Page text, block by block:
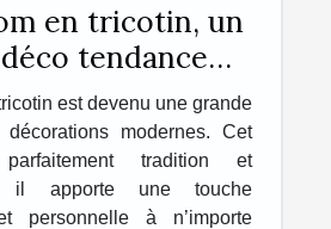
en tricotin, un
tendance
unique et
original !
est devenu une grande
modernes. Cet
tradition et
il apporte une touche
personnelle à n’importe